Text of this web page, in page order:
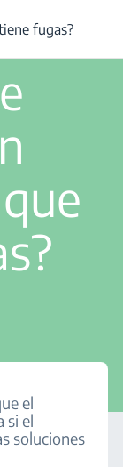
tiene fugas?
fugas?
el
si el
soluciones